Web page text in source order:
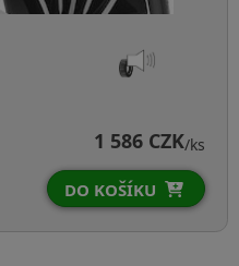
1 586 CZK/ks
DO KOŠÍKU